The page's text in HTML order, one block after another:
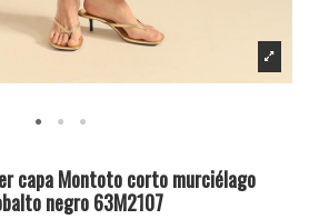
capa Montoto corto murciélago
negro 63M2107